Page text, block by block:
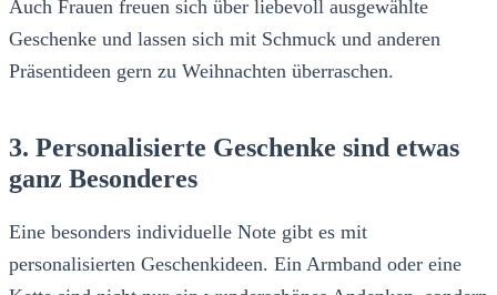
Auch Frauen freuen sich über liebevoll ausgewählte
Geschenke und lassen sich mit Schmuck und anderen
Präsentideen gern zu Weihnachten überraschen.
3. Personalisierte Geschenke sind etwas
ganz Besonderes
Eine besonders individuelle Note gibt es mit
personalisierten Geschenkideen. Ein Armband oder eine